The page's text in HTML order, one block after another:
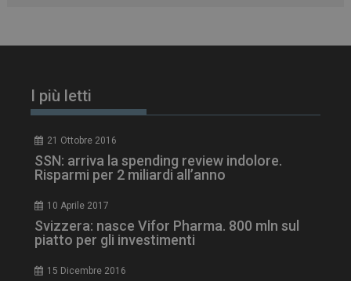
I più letti
21 Ottobre 2016
SSN: arriva la spending review indolore.
Risparmi per 2 miliardi all’anno
10 Aprile 2017
Svizzera: nasce Vifor Pharma. 800 mln sul
piatto per gli investimenti
15 Dicembre 2016